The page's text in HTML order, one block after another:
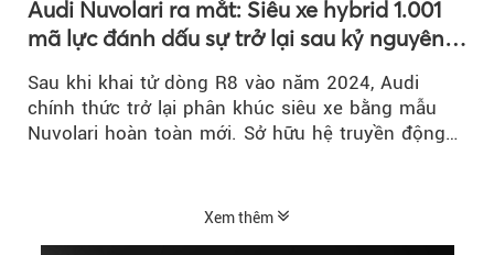
Audi Nuvolari ra mắt: Siêu xe hybrid 1.001
mã lực đánh dấu sự trở lại sau kỷ nguyên
Sau khi khai tử dòng R8 vào năm 2024, Audi
chính thức trở lại phân khúc siêu xe bằng mẫu
Nuvolari hoàn toàn mới. Sở hữu hệ truyền động
xem là tuyên ngôn mới của Audi trong kỷ nguyên
Xem thêm